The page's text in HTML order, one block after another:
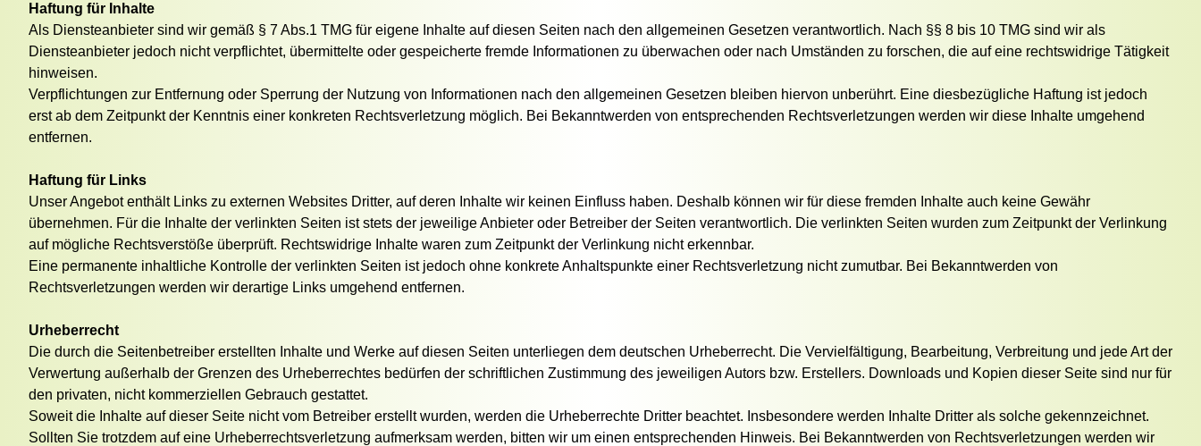
Haftung für Inhalte
Als Diensteanbieter sind wir gemäß § 7 Abs.1 TMG für eigene Inhalte auf diesen Seiten nach den allgemeinen Gesetzen verantwortlich. Nach §§ 8 bis 10 TMG sind wir als
Diensteanbieter jedoch nicht verpflichtet, übermittelte oder gespeicherte fremde Informationen zu überwachen oder nach Umständen zu forschen, die auf eine rechtswidrige Tätigkeit
hinweisen.
Verpflichtungen zur Entfernung oder Sperrung der Nutzung von Informationen nach den allgemeinen Gesetzen bleiben hiervon unberührt. Eine diesbezügliche Haftung ist jedoch
erst ab dem Zeitpunkt der Kenntnis einer konkreten Rechtsverletzung möglich. Bei Bekanntwerden von entsprechenden Rechtsverletzungen werden wir diese Inhalte umgehend
entfernen.
Haftung für Links
Unser Angebot enthält Links zu externen Websites Dritter, auf deren Inhalte wir keinen Einfluss haben. Deshalb können wir für diese fremden Inhalte auch keine Gewähr
übernehmen. Für die Inhalte der verlinkten Seiten ist stets der jeweilige Anbieter oder Betreiber der Seiten verantwortlich. Die verlinkten Seiten wurden zum Zeitpunkt der Verlinkung
auf mögliche Rechtsverstöße überprüft. Rechtswidrige Inhalte waren zum Zeitpunkt der Verlinkung nicht erkennbar.
Eine permanente inhaltliche Kontrolle der verlinkten Seiten ist jedoch ohne konkrete Anhaltspunkte einer Rechtsverletzung nicht zumutbar. Bei Bekanntwerden von
Rechtsverletzungen werden wir derartige Links umgehend entfernen.
Urheberrecht
Die durch die Seitenbetreiber erstellten Inhalte und Werke auf diesen Seiten unterliegen dem deutschen Urheberrecht. Die Vervielfältigung, Bearbeitung, Verbreitung und jede Art der
Verwertung außerhalb der Grenzen des Urheberrechtes bedürfen der schriftlichen Zustimmung des jeweiligen Autors bzw. Erstellers. Downloads und Kopien dieser Seite sind nur für
den privaten, nicht kommerziellen Gebrauch gestattet.
Soweit die Inhalte auf dieser Seite nicht vom Betreiber erstellt wurden, werden die Urheberrechte Dritter beachtet. Insbesondere werden Inhalte Dritter als solche gekennzeichnet.
Sollten Sie trotzdem auf eine Urheberrechtsverletzung aufmerksam werden, bitten wir um einen entsprechenden Hinweis. Bei Bekanntwerden von Rechtsverletzungen werden wir